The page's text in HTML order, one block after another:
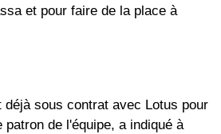
et pour faire de la place à
déjà sous contrat avec Lotus pour
de l'équipe, a indiqué à